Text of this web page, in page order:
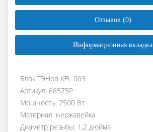
Отзывов (0)
Информационная вкладка
Блок ТЭНов KFL 003
Артикул: 68575Р
Мощность: 7500 Вт
Материал: нержавейка
Диаметр резьбы: 1,2 дюйма